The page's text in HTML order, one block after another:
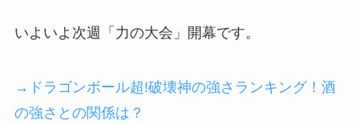
いよいよ次週「力の大会」開幕です。
→ドラゴンボール超!破壊神の強さランキング！酒
の強さとの関係は？